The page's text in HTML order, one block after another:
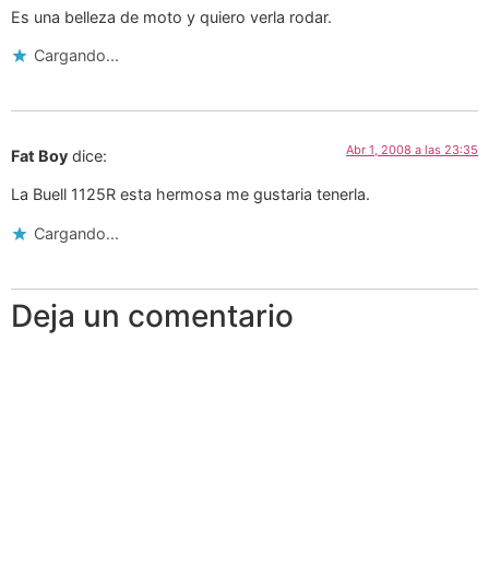
Es una belleza de moto y quiero verla rodar.
Cargando...
Fat Boy dice: Abr 1, 2008 a las 23:35
La Buell 1125R esta hermosa me gustaria tenerla.
Cargando...
Deja un comentario